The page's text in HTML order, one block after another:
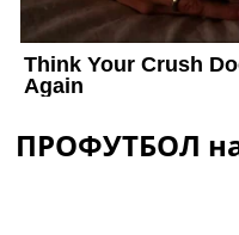
ПРОФУТБОЛ